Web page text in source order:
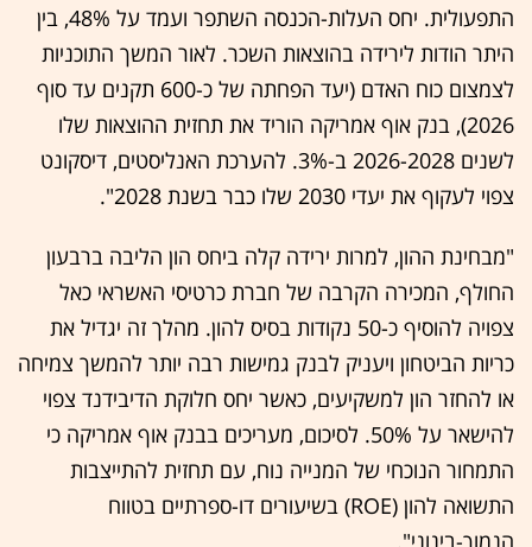
התפעולית. יחס העלות-הכנסה השתפר ועמד על 48%, בין
היתר הודות לירידה בהוצאות השכר. לאור המשך התוכניות
לצמצום כוח האדם (יעד הפחתה של כ-600 תקנים עד סוף
2026), בנק אוף אמריקה הוריד את תחזית ההוצאות שלו
לשנים 2026-2028 ב-3%. להערכת האנליסטים, דיסקונט
צפוי לעקוף את יעדי 2030 שלו כבר בשנת 2028".
"מבחינת ההון, למרות ירידה קלה ביחס הון הליבה ברבעון
החולף, המכירה הקרבה של חברת כרטיסי האשראי כאל
צפויה להוסיף כ-50 נקודות בסיס להון. מהלך זה יגדיל את
כריות הביטחון ויעניק לבנק גמישות רבה יותר להמשך צמיחה
או להחזר הון למשקיעים, כאשר יחס חלוקת הדיבידנד צפוי
להישאר על 50%. לסיכום, מעריכים בבנק אוף אמריקה כי
התמחור הנוכחי של המנייה נוח, עם תחזית להתייצבות
התשואה להון (ROE) בשיעורים דו-ספרתיים בטווח